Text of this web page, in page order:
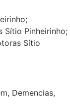
Sítio Pinheirinho;
Sítio
Demencias,